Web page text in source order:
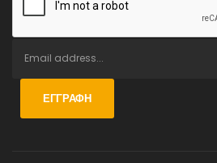
ΕΓΓΡΑΦΉ